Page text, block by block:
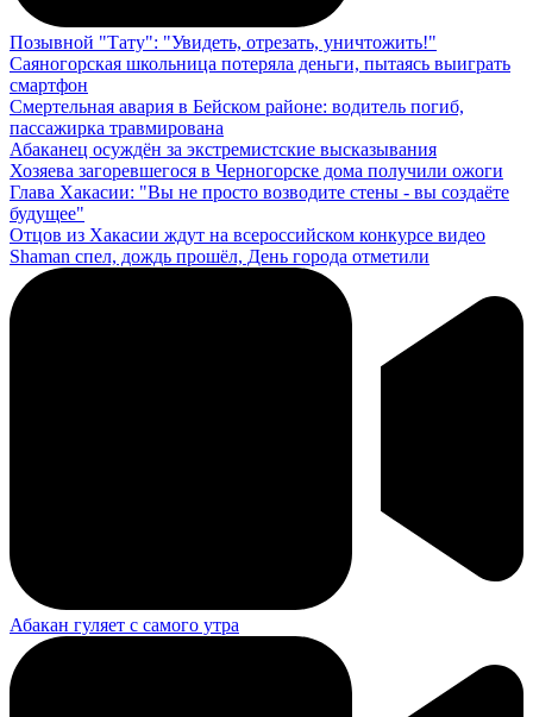
Позывной "Тату": "Увидеть, отрезать, уничтожить!"
Саяногорская школьница потеряла деньги, пытаясь выиграть
смартфон
Смертельная авария в Бейском районе: водитель погиб,
пассажирка травмирована
Абаканец осуждён за экстремистские высказывания
Хозяева загоревшегося в Черногорске дома получили ожоги
Глава Хакасии: "Вы не просто возводите стены - вы создаёте
будущее"
Отцов из Хакасии ждут на всероссийском конкурсе видео
Shaman спел, дождь прошёл, День города отметили
Абакан гуляет с самого утра